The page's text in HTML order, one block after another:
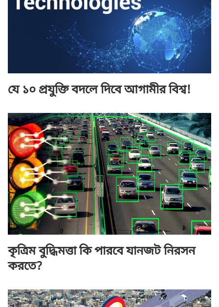
যে ১০ প্রযুক্তি বদলে দিবে আগামীর বিশ্ব!
কৃত্রিম বুদ্ধিমত্তা কি পারবে যানজট নিরসন
করতে?